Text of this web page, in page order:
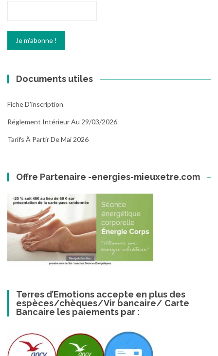
Documents utiles
Fiche D'inscription
Réglement Intérieur Au 29/03/2026
Tarifs À Partir De Mai 2026
Offre Partenaire -energies-mieuxetre.com
Terres d’Emotions accepte en plus des
espèces/chèques/Vir bancaire/ Carte
Bancaire les paiements par :